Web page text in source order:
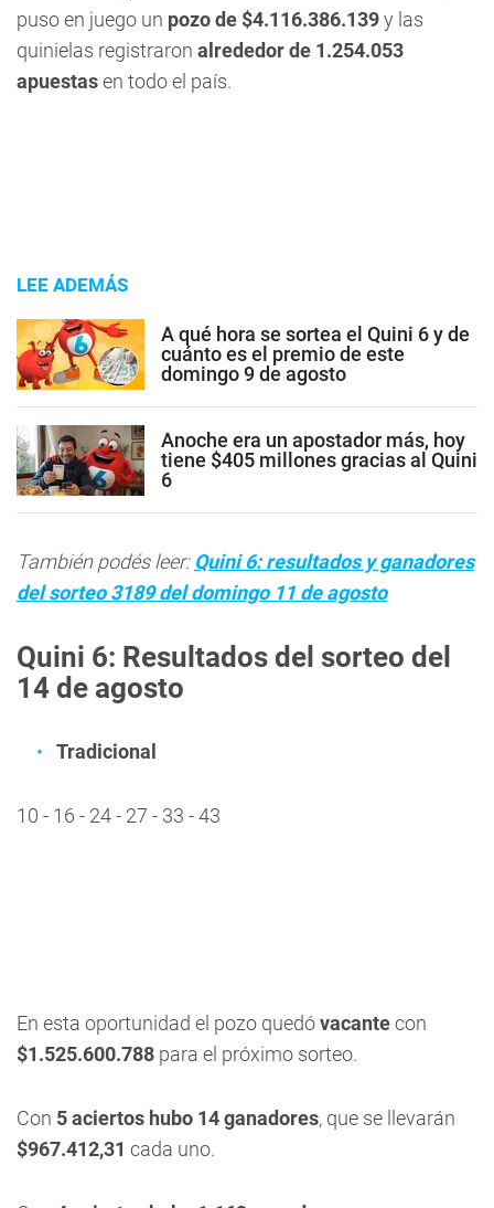
puso en juego un pozo de $4.116.386.139y las
quinielas registraron alrededor de 1.254.053
apuestasen todo el país.
LEE ADEMÁS
A qué hora se sortea el Quini 6 y de
cuánto es el premio de este
domingo 9 de agosto
Anoche era un apostador más, hoy
tiene $405 millones gracias al Quini
6
También podés leer: Quini 6: resultados y ganadores
del sorteo 3189 del domingo 11 de agosto
Quini 6: Resultados del sorteo del
14 de agosto
Tradicional
10 - 16 - 24 - 27 - 33 - 43
En esta oportunidad el pozo quedóvacantecon
$1.525.600.788 para el próximo sorteo.
Con 5 aciertos hubo 14 ganadores, que se llevarán
$967.412,31 cada uno.